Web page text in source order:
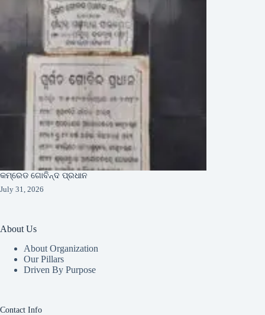
କମ୍ରେଡ ଗୋବିନ୍ଦ ପ୍ରଧାନ
July 31, 2026
About Us
About Organization
Our Pillars
Driven By Purpose​
Contact Info